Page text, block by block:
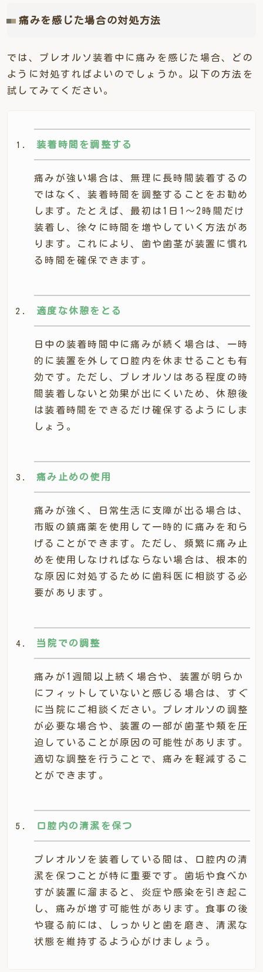
痛みを感じた場合の対処方法
では、プレオルソ装着中に痛みを感じた場合、どの
ように対処すればよいのでしょうか。以下の方法を
試してみてください。
装着時間を調整する
痛みが強い場合は、無理に長時間装着するの
ではなく、装着時間を調整することをお勧め
します。たとえば、最初は1日1～2時間だけ
装着し、徐々に時間を増やしていく方法があ
ります。これにより、歯や歯茎が装置に慣れ
る時間を確保できます。
適度な休憩をとる
日中の装着時間中に痛みが続く場合は、一時
的に装置を外して口腔内を休ませることも有
効です。ただし、プレオルソはある程度の時
間装着しないと効果が出にくいため、休憩後
は装着時間をできるだけ確保するようにしま
しょう。
痛み止めの使用
痛みが強く、日常生活に支障が出る場合は、
市販の鎮痛薬を使用して一時的に痛みを和ら
げることができます。ただし、頻繁に痛み止
めを使用しなければならない場合は、根本的
な原因に対処するために歯科医に相談する必
要があります。
当院での調整
痛みが1週間以上続く場合や、装置が明らか
にフィットしていないと感じる場合は、すぐ
に当院にご相談ください。プレオルソの調整
が必要な場合や、装置の一部が歯茎や頬を圧
迫していることが原因の可能性があります。
適切な調整を行うことで、痛みを軽減するこ
とができます。
口腔内の清潔を保つ
プレオルソを装着している間は、口腔内の清
潔を保つことが特に重要です。歯垢や食べか
すが装置に溜まると、炎症や感染を引き起こ
し、痛みが増す可能性があります。食事の後
や寝る前には、しっかりと歯を磨き、清潔な
状態を維持するよう心がけましょう。